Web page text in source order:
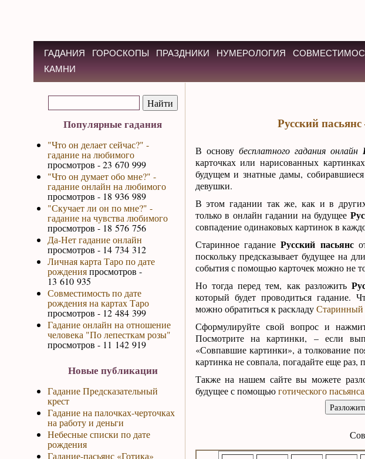
ГАДАНИЯ ГОРОСКОПЫ ПРАЗДНИКИ НУМЕРОЛОГИЯ
КАМНИ
Популярные гадания
"Что он делает сейчас?" -
гадание на любимого
просмотров - 23 670 999
"Что он думает обо мне?" -
гадание онлайн на любимого
просмотров - 18 936 989
"Скучает ли он по мне?" -
гадание на чувства любимого
просмотров - 18 576 756
Да-Нет гадание онлайн
просмотров - 14 734 312
Личная карта Таро по дате
рожденияпросмотров -
13 610 935
Совместимость по дате
рождения на картах Таро
просмотров - 12 484 399
Гадание онлайн на отношение
человека "По лепесткам розы"
просмотров - 11 142 919
Новые публикации
Гадание Предсказательный
крест
Гадание на палочках-черточках
на работу и деньги
Небесные списки по дате
рождения
Гадание-пасьянс «Готика»
Русский
В основу бесплатного гадания онлайн
карточках или нарисованных
будущем и знатные дамы,
девушки.
В этом гадании так же, как и в
только в онлайн гадании на будущее
совпадение одинаковых картинок в
Старинное гаданиеРусский пасьянс
поскольку предсказывает будущее на
события с помощью карточек можно не
Но тогда перед тем, как разложить
который будет проводиться гадание.
можно обратиться к раскладуСтаринный
Сформулируйте свой вопрос и
Посмотрите на картинки, – если
«Совпавшие картинки», а толкование
картинка не совпала, погадайте еще раз,
Также на нашем сайте вы можете
будущее с помощьюготического пасьянса